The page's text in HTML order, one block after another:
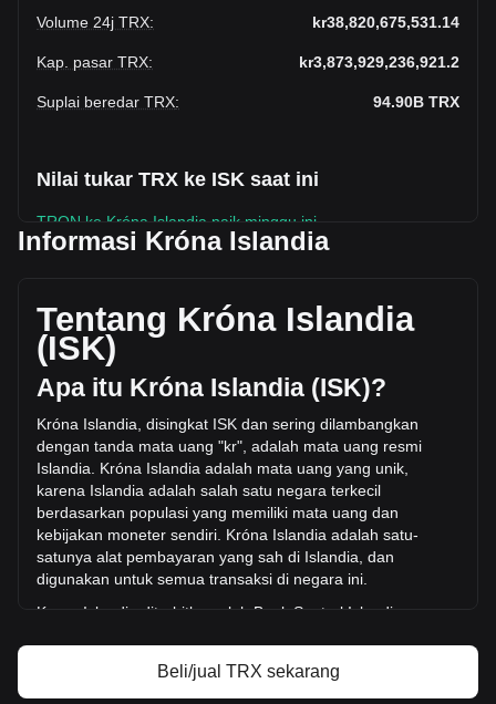
Volume 24j TRX: kr38,820,675,531.14
Kap. pasar TRX: kr3,873,929,236,921.2
Suplai beredar TRX: 94.90B TRX
Nilai tukar TRX ke ISK saat ini
TRON ke Króna Islandia naik minggu ini.
kr3,873,929,236,921.2 ISK berdasarkan suplai beredar
sebanyak 94,897,950,000 TRX. Volume perdagangan
sebesar TRON telah berubah +4.42% (kr1,644,097,008.58
ISK) dalam 24 jam terakhir. Pada hari perdagangan terakhir,
volume perdagangan TRX adalah kr37,176,578,522.56.
Info lebih lanjut tentang TRON di Bitget
Harga TRON
Prediksi harga TRON
Apa itu TRON (TRX)
Kalkulator profit TRON
Informasi Króna Islandia
Tentang Króna Islandia
(ISK)
Apa itu Króna Islandia (ISK)?
Króna Islandia, disingkat ISK dan sering dilambangkan
dengan tanda mata uang "kr", adalah mata uang resmi
Islandia. Króna Islandia adalah mata uang yang unik,
karena Islandia adalah salah satu negara terkecil
berdasarkan populasi yang memiliki mata uang dan
kebijakan moneter sendiri. Króna Islandia adalah satu-
satunya alat pembayaran yang sah di Islandia, dan
digunakan untuk semua transaksi di negara ini.
Krona Islandia diterbitkan oleh Bank Sentral Islandia
kebijakan moneter Islandia dan menjaga stabilitas króna.
Beli/jual TRX sekarang